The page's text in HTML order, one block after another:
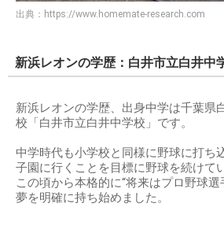
出典： https://www.homemate-research.com
新浜レオンの学歴：白井市立白井中
新浜レオンの学歴、出身中学は千葉県
校「白井市立白井中学校」です。
中学時代も小学校と同様に野球に打ち
子園に行くことを目標に野球を続けて
この頃から本格的に“将来はプロ野球選
夢を明確に持ち始めました。